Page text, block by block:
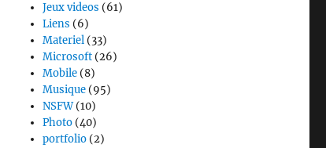
Jeux videos (61)
Liens (6)
Materiel (33)
Microsoft (26)
Mobile (8)
Musique (95)
NSFW(10)
Photo (40)
portfolio (2)